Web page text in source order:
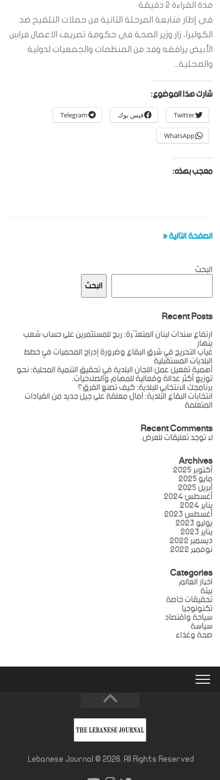
مدة القراءة 2 دقيقة
في إطار متابعة المرحلة الثانية من حملات التلقيح ضد
الكوليرا، زار وزير الصحة في حكومة تصريف الاعمال فراس
الأبيض يرافقه وفد من المنظمات والجمعيات لدولية
والمحلية...
شارك هذا الموضوع:
Twitter فيس بوك Telegram
WhatsApp
معجب بهذه:
الصفحة التالية «
البحث
البحث
Recent Posts
ارتفاع سندات لبنان المتعثّرة: ربح للمستثمرين على حساب شعب
ينهار
غياب التحريج في شرق البقاع وضرورة إدراج المحميات في خطط
البلديات المستقبلية
أهمية تفعيل عمل اللجان البلدية في تحقيق التنمية المحلية: نحو
توزيع أكثر عدالة وفعالية للمهام والصلاحيات.
برنامجك الانتخابي للبلدية: كيف تصنع الفرق؟
انتخابات البقاع البلدية: آمال معلقة على جيل جديد من القيادات
المتعلمة
Recent Comments
لا توجد تعليقات للعرض.
Archives
أكتوبر 2025
مايو 2025
أبريل 2025
أغسطس 2024
يناير 2024
أغسطس 2023
يوليو 2023
يناير 2023
ديسمبر 2022
نوفمبر 2022
Categories
اخبار العالم
بيئة
تحقيقات خاصة
تكنولوجيا
سياحة واقتصاد
سياسة
صحة وغذاء
Lebanese Journal © 2026. All Rights Reserved.